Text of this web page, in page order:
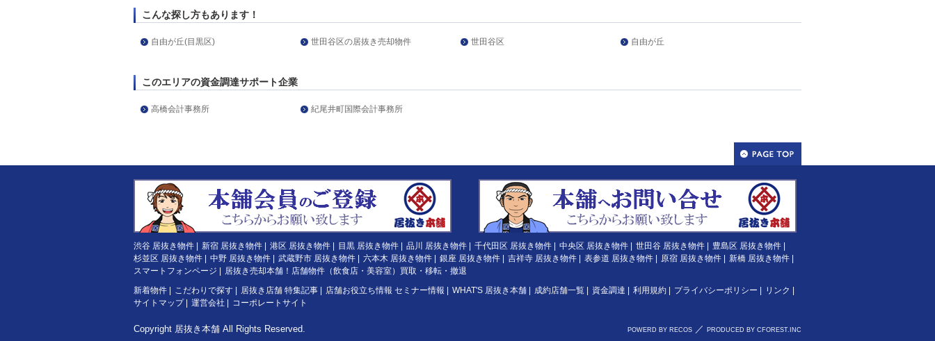
こんな探し方もあります！
自由が丘(目黒区) 世田谷区の居抜き売却物件 世田谷区 自由が丘
このエリアの資金調達サポート企業
高橋会計事務所 紀尾井町国際会計事務所
渋谷 居抜き物件 新宿 居抜き物件 港区 居抜き物件 目黒 居抜き物件 品川 居抜き物件 千代田区 居抜き物件 中央区 居抜き物件 世田谷 居抜き物件 豊島区 居抜き物件
杉並区 居抜き物件
中野 居抜き物件 武蔵野市 居抜き物件 六本木 居抜き物件 銀座 居抜き物件 吉祥寺 居抜き物件 表参道 居抜き物件 原宿 居抜き物件 新橋 居抜き物件
スマートフォンページ
居抜き売却本舗！店舗物件（飲食店・美容室）買取・移転・撤退
新着物件
こだわりで探す 居抜き店舗 特集記事 店舗お役立ち情報 セミナー情報 WHAT'S 居抜き本舗 成約店舗一覧 資金調達 利用規約 プライバシーポリシー リンク
サイトマップ| 運営会社 コーポレートサイト
Copyright 居抜き本舗 All Rights Reserved. POWERD BY RECOS ／ PRODUCED BY CFOREST.INC